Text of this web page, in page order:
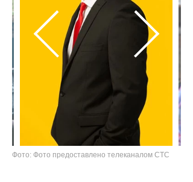
Фото: Фото предоставлено телеканалом СТС